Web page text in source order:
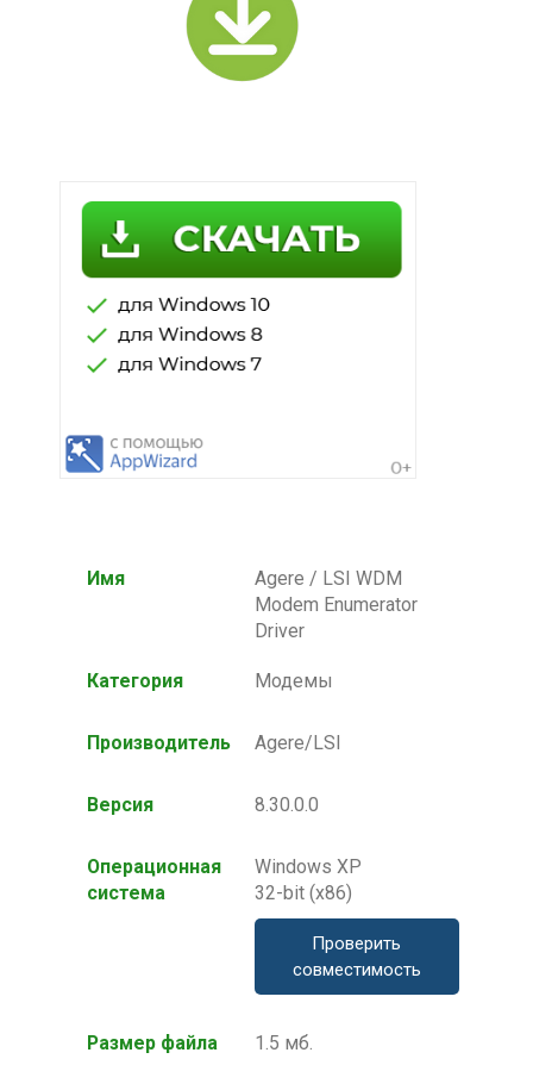
Имя
Agere / LSI WDM
Modem Enumerator
Driver
Категория Модемы
Производитель Agere/LSI
Версия 8.30.0.0
Операционная
система
Windows XP
32-bit (x86)
Проверить
совместимость
Размер файла 1.5 мб.